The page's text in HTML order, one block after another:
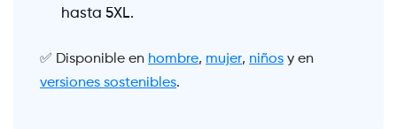
hasta 5XL.
✅ Disponible en hombre, mujer, niños y en
versiones sostenibles.